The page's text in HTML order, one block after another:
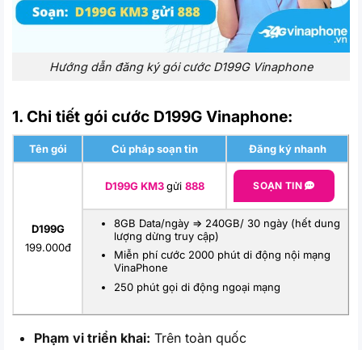
Hướng dẫn đăng ký gói cước D199G Vinaphone
1. Chi tiết gói cước D199G Vinaphone:
Tên gói Cú pháp soạn tin Đăng ký nhanh
D199G
199.000đ
D199G KM3gửi 888 SOẠN TIN
8GB Data/ngày => 240GB/ 30 ngày (hết dung
lượng dừng truy cập)
Miễn phí cước 2000 phút di động nội mạng
VinaPhone
250 phút gọi di động ngoại mạng
Phạm vi triển khai: Trên toàn quốc